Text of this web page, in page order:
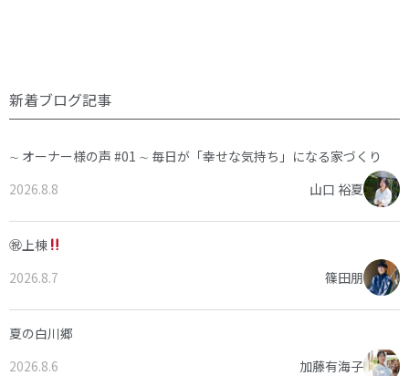
新着ブログ記事
∼ オーナー様の声 #01 ∼ 毎日が「幸せな気持ち」になる家づくり
2026.8.8
山口 裕夏
㊗上棟
2026.8.7
篠田朋
夏の白川郷
2026.8.6
加藤有海子